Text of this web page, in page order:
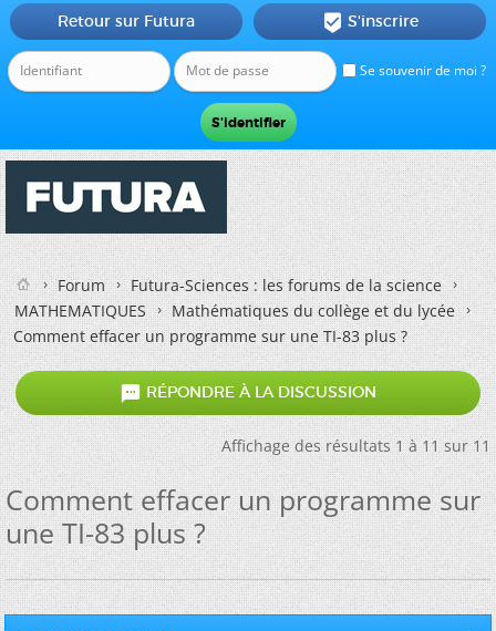
Se souvenir de moi ?
Retour sur Futura  S'inscrire
Forum
Futura-Sciences : les forums de la science
MATHEMATIQUES
Mathématiques du collège et du lycée
Comment effacer un programme sur une TI-83 plus ?
 RÉPONDRE À LA DISCUSSION
Affichage des résultats 1 à 11 sur 11
Comment effacer un programme sur
une TI-83 plus ?